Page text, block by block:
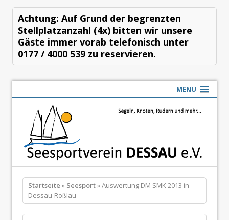
Achtung: Auf Grund der begrenzten
Stellplatzanzahl (4x) bitten wir unsere
Gäste immer vorab telefonisch unter
0177 / 4000 539 zu reservieren.
MENU
Startseite » Seesport» Auswertung DM SMK 2013 in
Dessau-Roßlau